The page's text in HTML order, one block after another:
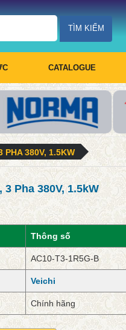
TÌM KIẾM
CATALOGUE
PHA 380V, 1.5KW
Pha 380V, 1.5kW
Thông số
AC10-T3-1R5G-B
Veichi
Chính hãng